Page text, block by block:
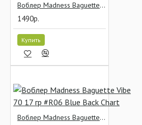
Воблер Madness Baguette Vibe 70 17 гр #R05 Purple Back Gold
1490р.
Купить
Воблер Madness Baguette Vibe 70 17 гр #R06 Blue Back Chart